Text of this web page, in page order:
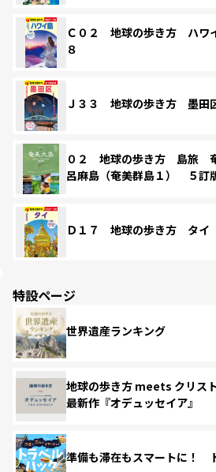
Ｃ０２ 地球の歩き方 ハワ
８
Ｊ３３ 地球の歩き方 墨田
０２ 地球の歩き方 島旅
呂麻島（奄美群島１） ５訂
Ｄ１７ 地球の歩き方 タイ
特設ページ
世界遺産ランキング
地球の歩き方 meets クリス
最新作『オデュッセイア』
準備も滞在もスマートに！